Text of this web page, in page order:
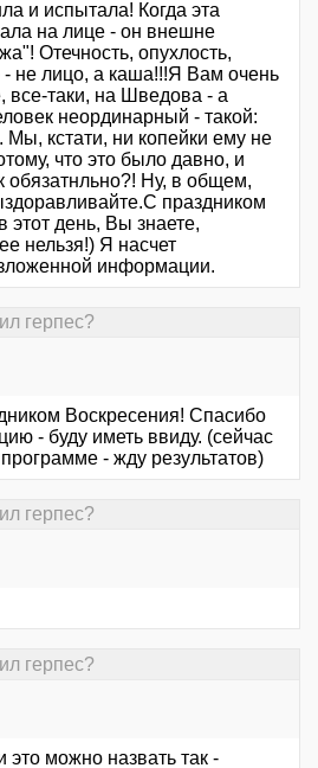
и испытала! Когда эта
на лице - он внешне
Отечность, опухлость,
- не лицо, а каша!!!Я Вам очень
все-таки, на Шведова - а
неординарный - такой:
кстати, ни копейки ему не
что это было давно, и
обязатнльно?! Ну, в общем,
праздником
этот день, Вы знаете,
нельзя!) Я насчет
информации.
герпес?
Воскресения! Спасибо
- буду иметь ввиду. (сейчас
- жду результатов)
герпес?
герпес?
можно назвать так -